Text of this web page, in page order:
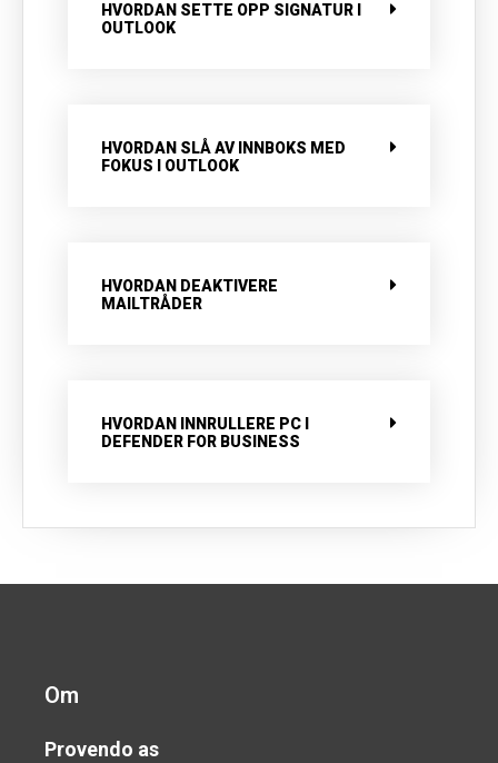
HVORDAN SETTE OPP SIGNATUR I
OUTLOOK
HVORDAN SLÅ AV INNBOKS MED
FOKUS I OUTLOOK
HVORDAN DEAKTIVERE
MAILTRÅDER
HVORDAN INNRULLERE PC I
DEFENDER FOR BUSINESS
Om
Provendo as